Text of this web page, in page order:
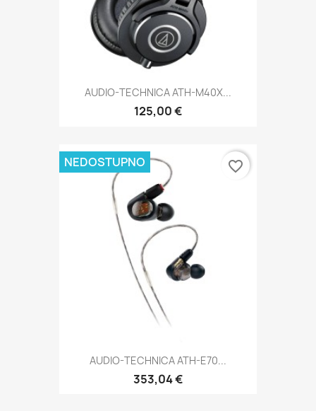
AUDIO-TECHNICA ATH-M40X...
125,00 €
AUDIO-TECHNICA ATH-E70...
353,04 €
NEDOSTUPNO favorite_border